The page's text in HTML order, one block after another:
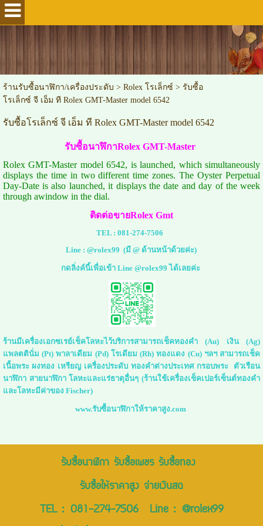
ร้านรับซื้อนาฬิกา/เครื่องประดับ > Rolex โรเล็กซ์ > รับซื้อ
โรเล็กซ์ จี เอ็ม ที Rolex GMT-Master model 6542
รับซื้อโรเล็กซ์ จี เอ็ม ที Rolex GMT-Master model 6542
รับซื้อนาฬิกาRolex GMT-Master
Rolex GMT-Master model 6542, is launched, which simultaneously
displays the time in two different time zones. The Oyster Perpetual
Day-Date is also launched, it displays the date and day of the week
through awindow in the dial.
ติดต่อขายRolex Gmt
TEL : 081-274-7506
Line :@rolex99 (มี @ ด้านหน้าด้วยค่ะ)
กดลิ่งค์นี้เพื่อเข้า Line @rolex99 ได้เลยค่ะ
ร้านมีเครื่องเอกซเรย์เช็คโลหะไว้บริการสามารถเช็คทองคำ (Au) เงิน (Ag)
แพลตตินั่ม (Pt) พาลาเดียม (Pd) โรเดียม (Rh) ทองแดง (Cu) ฯลฯ สามารถเช็ค
เนื้อพระ ผงทอง เหรียญ เครื่องประดับ ทองคำต่างประเทศ กรอบพระ ตัวเรือน
นาฬิกา สายนาฬิกา โลหะและแร่ธาตุอื่นๆ (ร้านใช้เครื่องเช็คเปอร์เซ็นต์ทองคำ
และโลหะมีค่าของ Fischer)
www.รับซื้อนาฬิกาให้ราคาสูง.com
รับซื้อนาฬิกา รับซื้อเพชร รับซื้อทอง
รับซื้อให้ราคาสูง จ่ายเงินสด
TEL : 081-274-7506Line : @rolex99